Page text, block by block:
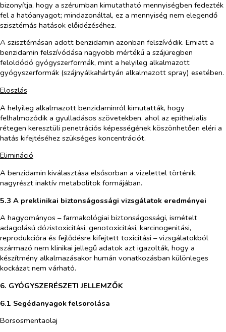
bizonyítja, hogy a szérumban kimutatható mennyiségben fedezték
fel a hatóanyagot; mindazonáltal, ez a mennyiség nem elegendő
szisztémás hatások előidézéséhez.
A szisztémásan adott benzidamin azonban felszívódik. Emiatt a
benzidamin felszívódása nagyobb mértékű a szájüregben
feloldódó gyógyszerformák, mint a helyileg alkalmazott
gyógyszerformák (szájnyálkahártyán alkalmazott spray) esetében.
Eloszlás
A helyileg alkalmazott benzidaminról kimutatták, hogy
felhalmozódik a gyulladásos szövetekben, ahol az epithelialis
rétegen keresztüli penetrációs képességének köszönhetően eléri a
hatás kifejtéséhez szükséges koncentrációt.
Elimináció
A benzidamin kiválasztása elsősorban a vizelettel történik,
nagyrészt inaktív metabolitok formájában.
5.3 A preklinikai biztonságossági vizsgálatok eredményei
A hagyományos – farmakológiai biztonságossági, ismételt
adagolású dózistoxicitási, genotoxicitási, karcinogenitási,
reprodukcióra és fejlődésre kifejtett toxicitási – vizsgálatokból
származó nem klinikai jellegű adatok azt igazolták, hogy a
készítmény alkalmazásakor humán vonatkozásban különleges
kockázat nem várható.
6. GYÓGYSZERÉSZETI JELLEMZŐK
6.1 Segédanyagok felsorolása
Borsosmentaolaj